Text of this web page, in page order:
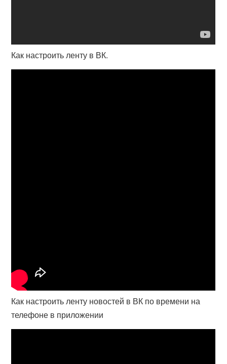
Как настроить ленту в ВК.
Как настроить ленту новостей в ВК по времени на
телефоне в приложении